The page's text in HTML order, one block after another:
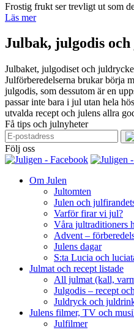
Frostig frukt ser trevligt ut som
Läs mer
Julbak, julgodis
Julbaket, julgodiset och
Julförberedelserna brukar börja
julgodis, som dessutom är en
passar inte bara i jul utan hela
utvalda recept och julens allra
Få tips och julnyheter
Följ oss
Om Julen
Jultomten
Julen och
Varför firar vi jul?
Våra jultraditioners
Advent –
Julens dagar
S:ta Lucia och
Julmat och recept listade
All julmat (kall,
Julgodis – recept
Juldryck och
Julens filmer, TV och
Julfilmer